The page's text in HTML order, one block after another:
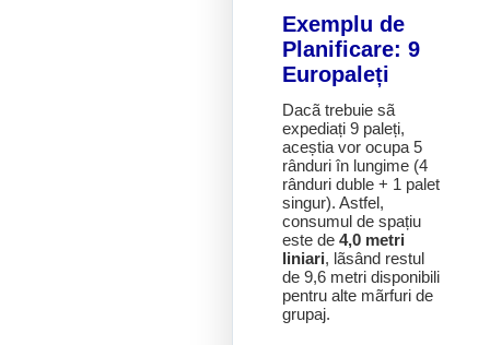
Exemplu de
Planificare: 9
Europaleți
Dacã trebuie sã
expediați 9 paleți,
aceștia vor ocupa 5
rânduri în lungime (4
rânduri duble + 1 palet
singur). Astfel,
consumul de spațiu
este de 4,0 metri
liniari, lãsând restul
de 9,6 metri disponibili
pentru alte mãrfuri de
grupaj.